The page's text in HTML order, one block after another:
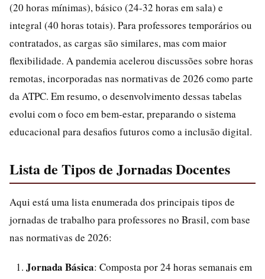
(20 horas mínimas), básico (24-32 horas em sala) e
integral (40 horas totais). Para professores temporários ou
contratados, as cargas são similares, mas com maior
flexibilidade. A pandemia acelerou discussões sobre horas
remotas, incorporadas nas normativas de 2026 como parte
da ATPC. Em resumo, o desenvolvimento dessas tabelas
evolui com o foco em bem-estar, preparando o sistema
educacional para desafios futuros como a inclusão digital.
Lista de Tipos de Jornadas Docentes
Aqui está uma lista enumerada dos principais tipos de
jornadas de trabalho para professores no Brasil, com base
nas normativas de 2026:
Jornada Básica: Composta por 24 horas semanais em